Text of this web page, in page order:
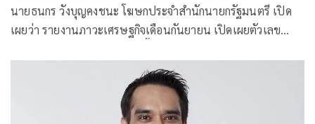
นายธนกร วังบุญคงชนะ โฆษกประจำสำนักนายกรัฐมนตรี เปิด
เผยว่า รายงานภาวะเศรษฐกิจเดือนกันยายน เปิดเผยตัวเลข
เดือน ก.ย. 64 มีนักท่องเที่ยวชาวต่างชาติเดินทางเข้าประเทศ